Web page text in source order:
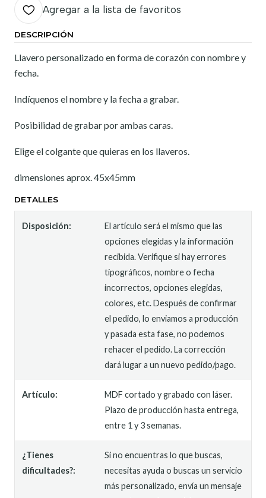
Agregar a la lista de favoritos
DESCRIPCIÓN
Llavero personalizado en forma de corazón con nombre y
fecha.
Indíquenos el nombre y la fecha a grabar.
Posibilidad de grabar por ambas caras.
Elige el colgante que quieras en los llaveros.
dimensiones aprox. 45x45mm
DETALLES
Disposición:
El artículo será el mismo que las
opciones elegidas y la información
recibida. Verifique si hay errores
tipográficos, nombre o fecha
incorrectos, opciones elegidas,
colores, etc. Después de confirmar
el pedido, lo enviamos a producción
y pasada esta fase, no podemos
rehacer el pedido. La corrección
dará lugar a un nuevo pedido/pago.
Artículo:
MDF cortado y grabado con láser.
Plazo de producción hasta entrega,
entre 1 y 3 semanas.
¿Tienes
dificultades?:
Si no encuentras lo que buscas,
necesitas ayuda o buscas un servicio
más personalizado, envía un mensaje